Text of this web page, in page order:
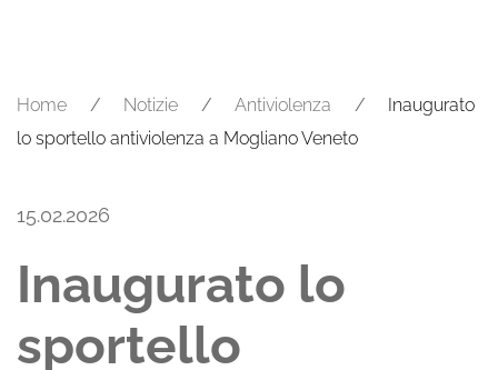
Home Notizie Antiviolenza
Inaugurato
lo sportello antiviolenza a Mogliano Veneto
15.02.2026
Inaugurato lo
sportello